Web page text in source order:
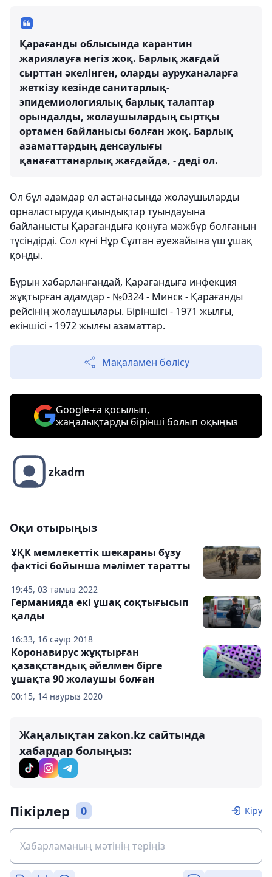
Қарағанды ​​облысында карантин
жариялауға негіз жоқ. Барлық жағдай
сырттан әкелінген, оларды ауруханаларға
жеткізу кезінде санитарлық-
эпидемиологиялық барлық талаптар
орындалды, жолаушылардың сыртқы
ортамен байланысы болған жоқ. Барлық
азаматтардың денсаулығы
қанағаттанарлық жағдайда, - деді ол.
Ол бұл адамдар ел астанасында жолаушыларды
орналастыруда қиындықтар туындауына
байланысты Қарағандыға қонуға мәжбүр болғанын
түсіндірді. Сол күні Нұр Сұлтан әуежайына үш ұшақ
қонды.
Бұрын хабарланғандай, Қарағандыға инфекция
жұқтырған адамдар - №0324 - Минск - Қарағанды ​​
рейсінің жолаушылары. Біріншісі - 1971 жылғы,
екіншісі - 1972 жылғы азаматтар.
Мақаламен бөлісу
Google-ға қосылып,
жаңалықтарды бірінші болып оқыңыз
zkadm
Оқи отырыңыз
19:45, 03 тамыз 2022
ҰҚК мемлекеттік шекараны бұзу
фактісі бойынша мәлімет таратты
16:33, 16 сәуір 2018
Германияда екі ұшақ соқтығысып
қалды
00:15, 14 наурыз 2020
Коронавирус жұқтырған
қазақстандық әйелмен бірге
ұшақта 90 жолаушы болған
Жаңалықтан zakon.kz сайтында
хабардар болыңыз:
Пікірлер 0 Кіру